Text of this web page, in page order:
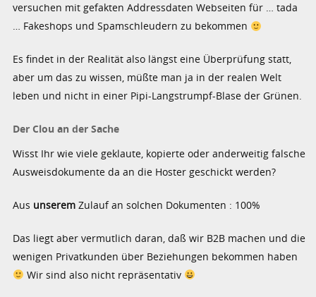
versuchen mit gefakten Addressdaten Webseiten für … tada
… Fakeshops und Spamschleudern zu bekommen
Es findet in der Realität also längst eine Überprüfung statt,
aber um das zu wissen, müßte man ja in der realen Welt
leben und nicht in einer Pipi-Langstrumpf-Blase der Grünen.
Der Clou an der Sache
Wisst Ihr wie viele geklaute, kopierte oder anderweitig falsche
Ausweisdokumente da an die Hoster geschickt werden?
Aus unserem Zulauf an solchen Dokumenten : 100%
Das liegt aber vermutlich daran, daß wir B2B machen und die
wenigen Privatkunden über Beziehungen bekommen haben
Wir sind also nicht repräsentativ